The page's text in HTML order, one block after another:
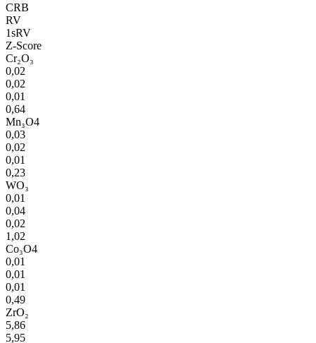
CRB
RV
1sRV
Z-Score
Cr₂O₃
0,02
0,02
0,01
0,64
Mn₃O4
0,03
0,02
0,01
0,23
WO₃
0,01
0,04
0,02
1,02
Co₃O4
0,01
0,01
0,01
0,49
ZrO₂
5,86
5,95